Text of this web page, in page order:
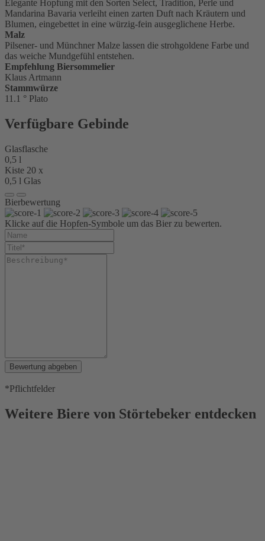
Elegante Hopfung mit den Sorten Select, Tradition, Perle und
Mandarina Bavaria verleiht einen zarten Duft nach Kräutern und
Blumen, eingebettet in eine würzig-fein ausgeglichene Herbe.
Malz
Pilsener- und Münchner Malze lassen die strohgoldene Farbe und
das weiche Mundgefühl entstehen.
Empfehlung Biersommelier
Klaus Artmann
Stammwürze
11.1 ° Plato
Verfügbare Gebinde
Glasflasche
0,5 l
Kiste 20 x
0,5 l Glas
Bierbewertung
Klicke auf die Hopfen-Symbole um das Bier zu bewerten.
Bewertung abgeben
*Pflichtfelder
Weitere Biere von Störtebeker entdecken